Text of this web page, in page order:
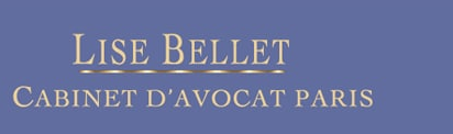
Maître Lise BELLET, Avocate au Barreau de Paris